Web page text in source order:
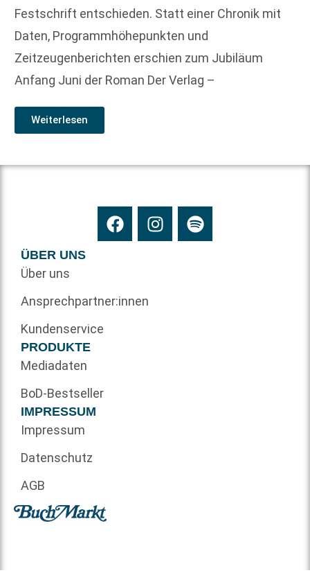
Festschrift entschieden. Statt einer Chronik mit
Daten, Programmhöhepunkten und
Zeitzeugenberichten erschien zum Jubiläum
Anfang Juni der Roman Der Verlag –
Weiterlesen
ÜBER UNS
Über uns
Ansprechpartner:innen
Kundenservice
PRODUKTE
Mediadaten
BoD-Bestseller
IMPRESSUM
Impressum
Datenschutz
AGB